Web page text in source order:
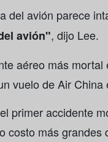
del avión parece
avión", dijo Lee.
aéreo más
vuelo de Air
primer accidente
costo más